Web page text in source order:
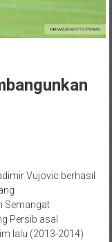
Vujovic berhasil
Semangat
Persib asal
lalu (2013-2014)